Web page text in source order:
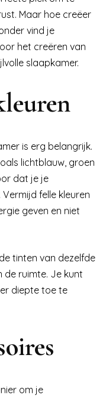
Maar hoe creëer
vind je
het creëren van
slaapkamer.
is erg belangrijk.
lichtblauw, groen
dat je je
felle kleuren
geven en niet
tinten van dezelfde
de ruimte. Je kunt
diepte toe te
om je